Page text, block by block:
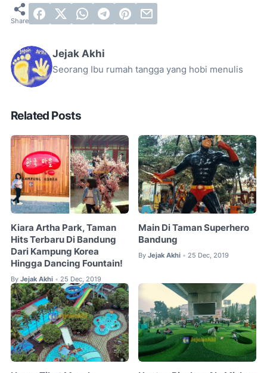
Jejak Akhi
Seorang Ibu rumah tangga yang hobi menulis
Related Posts
Kiara Artha Park, Taman
Hits Terbaru Di Bandung
Dari Kampung Korea
Hingga Dancing Fountain!
By Jejak Akhi • 25 Dec, 2019
Main Di Taman Superhero
Bandung
By Jejak Akhi • 25 Dec, 2019